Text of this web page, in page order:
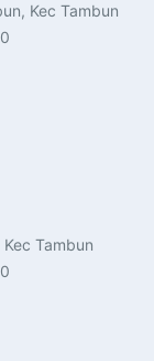
Kec Tambun
Tambun